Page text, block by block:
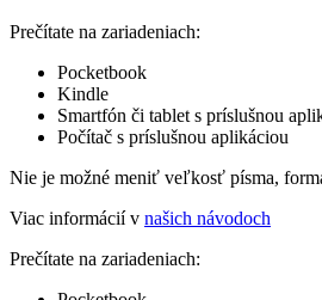
Prečítate na zariadeniach:
Pocketbook
Kindle
Smartfón či tablet s príslušnou
Počítač s príslušnou aplikáciou
Nie je možné meniť veľkosť písma,
Viac informácií v našich návodoch
Prečítate na zariadeniach: